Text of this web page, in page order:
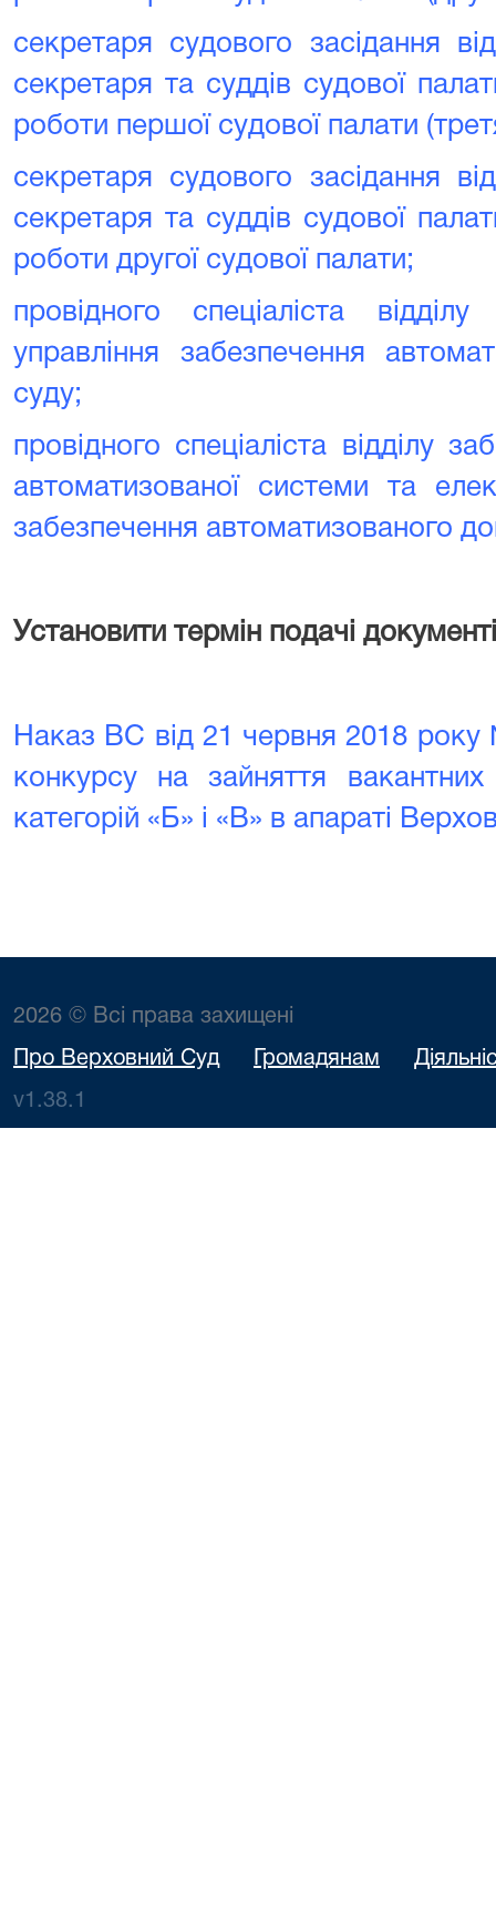
секретаря судового засідання
секретаря та суддів судової
роботи першої судової палати
секретаря судового засідання
секретаря та суддів судової
роботи другої судової палати;
провідного спеціаліста
управління забезпечення
суду;
провідного спеціаліста відділу
автоматизованої системи та
забезпечення автоматизованого
Установити термін подачі
Наказ ВС від 21 червня 2018
конкурсу на зайняття
категорій «Б» і «В» в апараті
2026 © Всі права захищені
Про Верховний Суд Громадянам
v1.38.1